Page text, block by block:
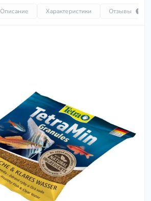
Описание Характеристики Отзывы 0